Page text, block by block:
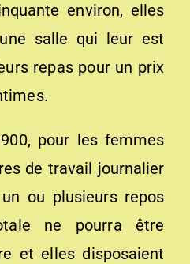
environ, elles
salle qui leur est
repas pour un prix
pour les femmes
de travail journalier
ou plusieurs repos
ne pourra être
et elles disposaient